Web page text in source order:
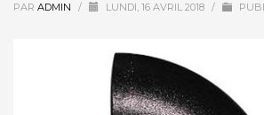
PAR ADMIN / LUNDI, 16 AVRIL 2018 /